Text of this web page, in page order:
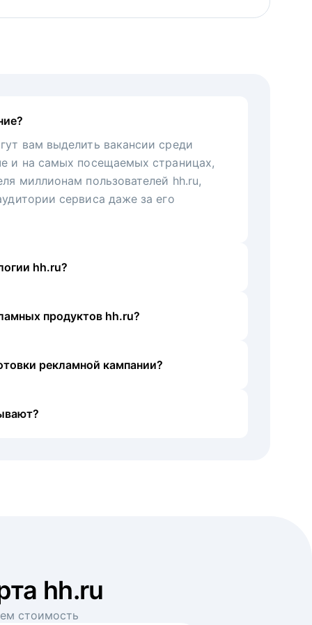
вам выделить вакансии среди
и на самых посещаемых страницах,
миллионам пользователей hh.ru,
сервиса даже за его
hh.ru?
продуктов hh.ru?
рекламной кампании?
hh.ru
стоимость